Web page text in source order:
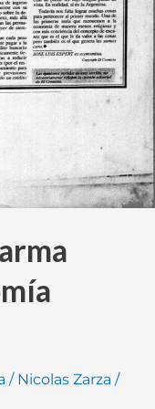
/ Nicolas Zarza /